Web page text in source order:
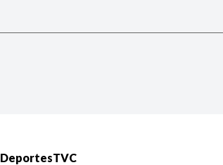
DeportesTVC